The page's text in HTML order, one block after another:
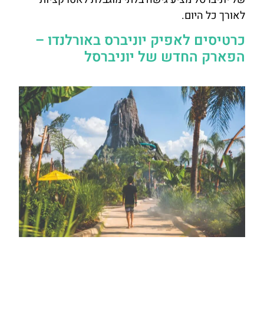
לאורך כל היום.
כרטיסים לאפיק יוניברס באורלנדו –
הפארק החדש של יוניברסל